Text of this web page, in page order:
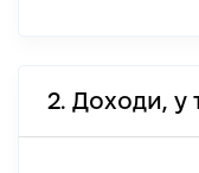
2. Доходи, у